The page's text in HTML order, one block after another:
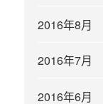
2016年8月
2016年7月
2016年6月